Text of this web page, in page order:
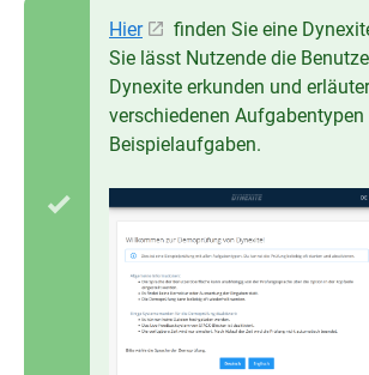
Hier
finden Sie eine
Sie lässt Nutzende die
Dynexite erkunden und
verschiedenen
Beispielaufgaben.